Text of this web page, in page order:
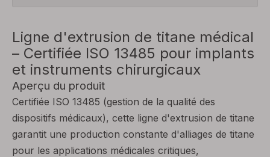
Ligne d'extrusion de titane médical
– Certifiée ISO 13485 pour implants
et instruments chirurgicaux
Aperçu du produit
Certifiée ISO 13485 (gestion de la qualité des
dispositifs médicaux), cette ligne d'extrusion de titane
garantit une production constante d'alliages de titane
pour les applications médicales critiques,